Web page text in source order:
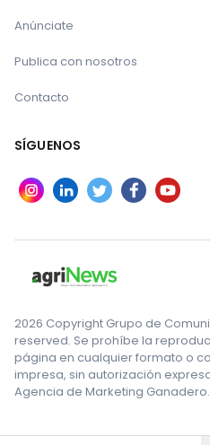
Anúnciate
Publica con nosotros
Contacto
SÍGUENOS
2026 Copyright Grupo de
reserved. Se prohíbe la
página en cualquier formato o
impresa, sin autorización
Agencia de Marketing Ganadero.